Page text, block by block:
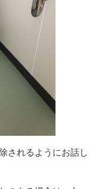
されるようにお話し